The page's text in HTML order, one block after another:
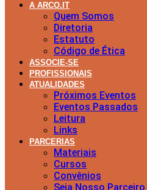
A ARCO.IT
Quem Somos
Diretoria
Estatuto
Código de Ética
ASSOCIE-SE
PROFISSIONAIS
ATUALIDADES
Próximos Eventos
Eventos Passados
Leitura
Links
PARCERIAS
Materiais
Cursos
Convênios
Seja Nosso Parceiro